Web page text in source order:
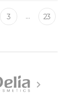
3 … 23